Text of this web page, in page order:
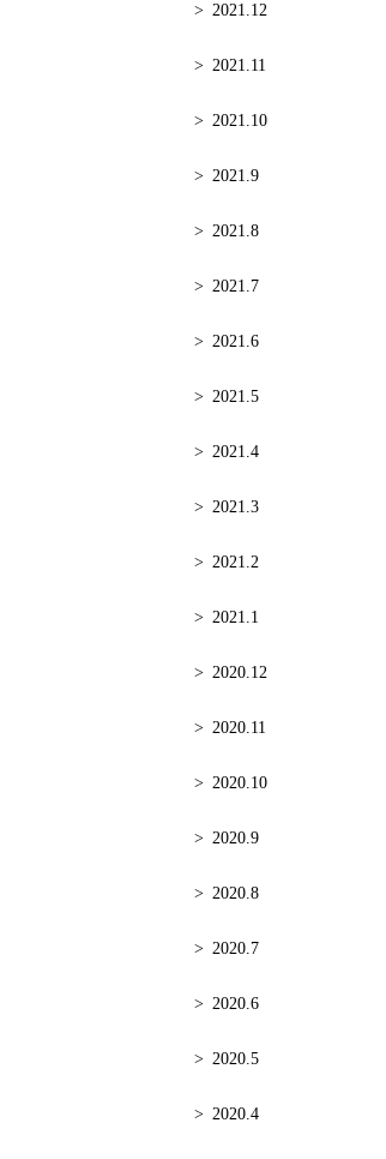
2021.12
2021.11
2021.10
2021.9
2021.8
2021.7
2021.6
2021.5
2021.4
2021.3
2021.2
2021.1
2020.12
2020.11
2020.10
2020.9
2020.8
2020.7
2020.6
2020.5
2020.4